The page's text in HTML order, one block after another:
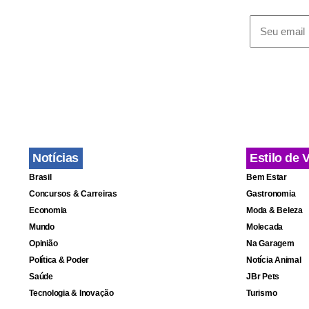
usina de
ação e
Outra
Porém, no
concessão
Notícias
Brasil
Concursos & Carreiras
Economia
Mundo
Opinião
Política & Poder
Saúde
Tecnologia & Inovação
Estilo de
Bem Estar
Gastronomia
Moda & Beleza
Molecada
Na Garagem
Notícia Animal
JBr Pets
Turismo